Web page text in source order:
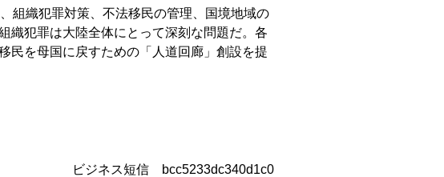
組織犯罪対策、不法移民の管理、国境地域の
織犯罪は大陸全体にとって深刻な問題だ。各
民を母国に戻すための「人道回廊」創設を提
ビジネス短信 bcc5233dc340d1c0